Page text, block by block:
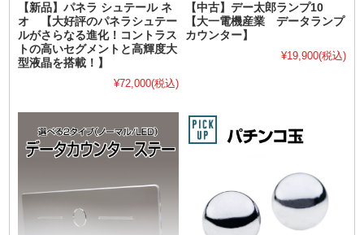
【新品】パネラ シュテール ネ
オ 【大好評のパネラシュテー
ルがさらなる進化！コントラス
トの高いセグメントと高輝度大
型液晶を搭載！】
¥72,000(税込)
【中古】デー太郎ランプ10
【大一電機産業 データランプ
カウンター】
¥19,900(税込)